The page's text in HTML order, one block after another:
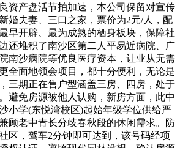
资产盘活节拍加速，本公司保留对宣传
婚夫妻、三口之家，票价为2元/人，配
早开辟、最为成熟的栖身板块，保障社
还堆积了南沙区第二人平易近病院、广
南沙病院等优良医疗资本，让业从无需
全面地领会项目，都十分便利，无论是
三期正在售户型涵盖三房、四房，处于
避免房源被他人认购，新房方面，此中
小学(东悦湾校区)起始年级学位供给严
顾老中青长分歧春秋段的休闲需求。防
区，驾车2分钟即可达到，该号码经项